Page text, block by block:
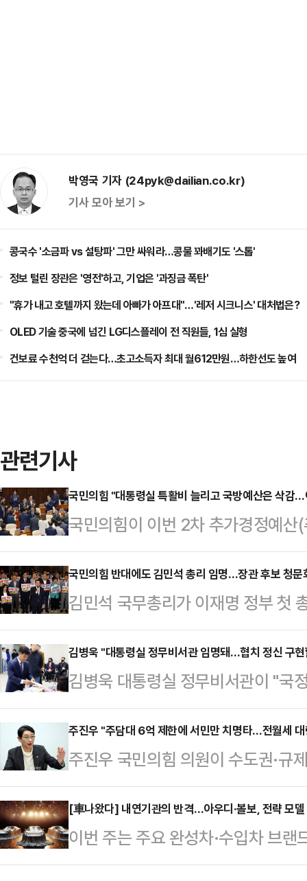
박영국 기자 (24pyk@dailian.co.kr)
기사 모아 보기 >
콩국수 '소금파 vs 설탕파' 그만 싸워라…콩물 꽈배기도 '스톱'
정보 털린 장관은 '영전'하고, 기업은 '과징금 폭탄'
"휴가 내고 호텔까지 왔는데 아빠가 아프대"…'레저 시크니스' 대처법은?
OLED 기술 중국에 넘긴 LG디스플레이 전 직원들, 1심 실형
건보료 수천억 더 걷는다…초고소득자 최대 월612만원…하한선도 높여
관련기사
국민의힘 "대통령실 특활비 늘리고 국방예산은 삭감
국민의힘이 이번 2차 추가경정예
원을 증액하는 대신 국방예산 905
당을 향해 "국가 안보는 정권의 선
다"라고 비판했다.박성훈 국민의힘
실 특활비는 증액, 국방 전력 강화
말한 진짜 대한민국인가"라고 날을
부가 전 국민 현금 살포 재원 마련
"GOP 감시체계 …
국민의힘 반대에도 김민석 총리 임명…장관 후보 청문
김민석 국무총리가 이재명 정부 첫
국민의힘 불참 속에 처리되면서 이
관이 예상된다.이재명 대통령은 지
임명안을 재가했다.이 대통령의 재
자를 지명한 지 29일 만이자 이 대
일 만이다. 이 대통령의 재가까지
리이자 제49대 총리로 공식 취임했
표결이 진행되…
김병욱 "대통령실 정무비서관 임명돼…협치 정신 구
김병욱 대통령실 정무비서관이 "국
가서 협치 정신이 구현되도록 맡은
병욱 정무비서관은 6일 자신의 페
받았다"며 "대한민국의 지속가능한
해야 한다는 마음으로 일하겠다"고
서 국민의 삶을 돌보고 시대의 과제
어깨가 무겁다"고 운을 뗐다.그는 "
확히 반영되도록 당·정·청의 …
주진우 "주담대 6억 제한에 서민만 치명타…전월세
주진우 국민의힘 의원이 수도권·규
제한한 부동산 대책으로 전월세의
이란 우려를 내놓으며 이재명 정부
중심으로 정책을 전환해야 한다"고
스북에 "6·27 대출 규제 부작용, 전
[車나왔다] 내연기관의 반격…아우디·볼보, 전략 모델
이번 주는 주요 완성차·수입차 브
를 겨냥한 전략 모델을 앞세워 시